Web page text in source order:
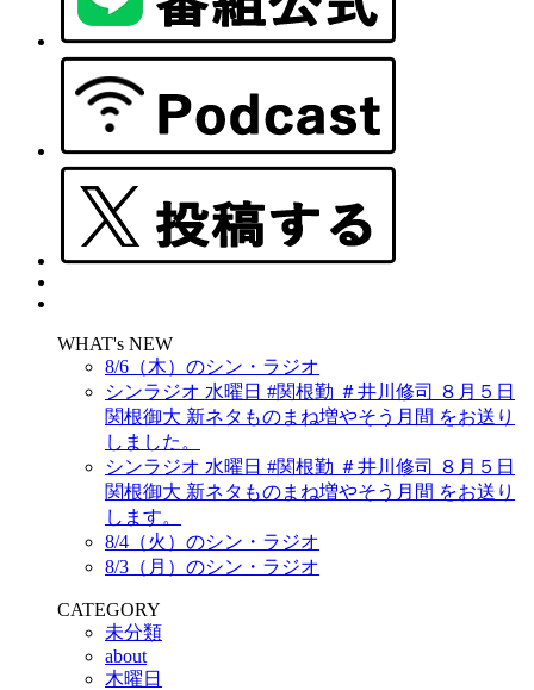
WHAT's NEW
8/6（木）のシン・ラジオ
シンラジオ 水曜日 #関根勤 ＃井川修司 ８月５日
関根御大 新ネタものまね増やそう月間 をお送り
しました。
シンラジオ 水曜日 #関根勤 ＃井川修司 ８月５日
関根御大 新ネタものまね増やそう月間 をお送り
します。
8/4（火）のシン・ラジオ
8/3（月）のシン・ラジオ
CATEGORY
未分類
about
木曜日